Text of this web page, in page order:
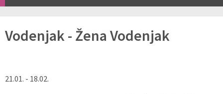
Vodenjak - Žena Vodenjak
21.01. - 18.02.